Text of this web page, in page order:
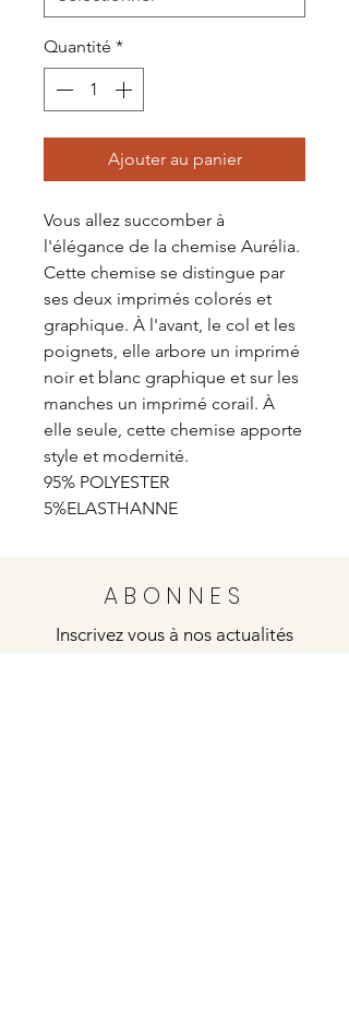
Quantité *
Ajouter au panier
Vous allez succomber à
l'élégance de la chemise Aurélia.
Cette chemise se distingue par
ses deux imprimés colorés et
graphique. À l'avant, le col et les
poignets, elle arbore un imprimé
noir et blanc graphique et sur les
manches un imprimé corail. À
elle seule, cette chemise apporte
style et modernité.
95% POLYESTER
5%ELASTHANNE
ABONNES
Inscrivez vous à nos actualités